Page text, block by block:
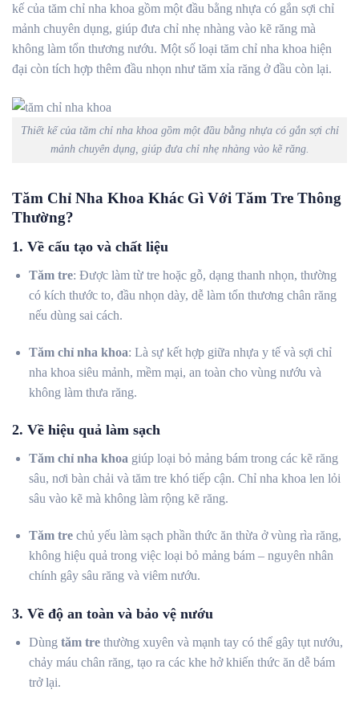
kế của tăm chỉ nha khoa gồm một đầu bằng nhựa có gắn sợi chỉ
mảnh chuyên dụng, giúp đưa chỉ nhẹ nhàng vào kẽ răng mà
không làm tổn thương nướu. Một số loại tăm chỉ nha khoa hiện
đại còn tích hợp thêm đầu nhọn như tăm xỉa răng ở đầu còn lại.
Thiết kế của tăm chỉ nha khoa gồm một đầu bằng nhựa có gắn sợi chỉ
mảnh chuyên dụng, giúp đưa chỉ nhẹ nhàng vào kẽ răng.
Tăm Chỉ Nha Khoa Khác Gì Với Tăm Tre Thông
Thường?
1. Về cấu tạo và chất liệu
Tăm tre: Được làm từ tre hoặc gỗ, dạng thanh nhọn, thường
có kích thước to, đầu nhọn dày, dễ làm tổn thương chân răng
nếu dùng sai cách.
Tăm chỉ nha khoa: Là sự kết hợp giữa nhựa y tế và sợi chỉ
nha khoa siêu mảnh, mềm mại, an toàn cho vùng nướu và
không làm thưa răng.
2. Về hiệu quả làm sạch
Tăm chỉ nha khoa giúp loại bỏ mảng bám trong các kẽ răng
sâu, nơi bàn chải và tăm tre khó tiếp cận. Chỉ nha khoa len lỏi
sâu vào kẽ mà không làm rộng kẽ răng.
Tăm trechủ yếu làm sạch phần thức ăn thừa ở vùng rìa răng,
không hiệu quả trong việc loại bỏ mảng bám – nguyên nhân
chính gây sâu răng và viêm nướu.
3. Về độ an toàn và bảo vệ nướu
Dùng tăm trethường xuyên và mạnh tay có thể gây tụt nướu,
chảy máu chân răng, tạo ra các khe hở khiến thức ăn dễ bám
trở lại.